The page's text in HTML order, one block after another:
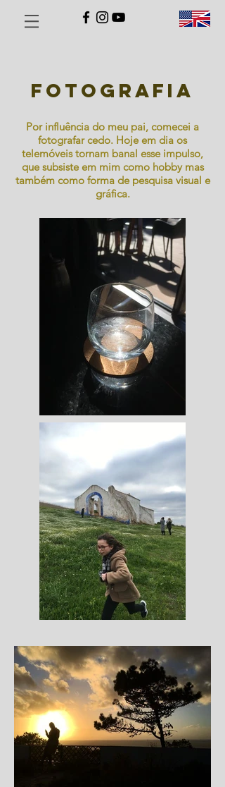
fotografia
Por influência do meu pai, comecei a
fotografar cedo. Hoje em dia os
telemóveis tornam banal esse impulso,
que subsiste em mim como hobby mas
também como forma de pesquisa visual e
gráfica.